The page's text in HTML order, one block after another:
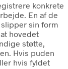
konkrete
En af de
sin form
hovedet
støtte,
Hvis puden
hvis fyldet